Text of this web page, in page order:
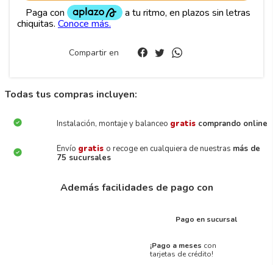
Compartir en
Todas tus compras incluyen:
Instalación, montaje y balanceo gratis comprando online
Envío gratis o recoge en cualquiera de nuestras más de
75 sucursales
Además facilidades de pago con
Pago en sucursal
¡Pago a meses con
tarjetas de crédito!